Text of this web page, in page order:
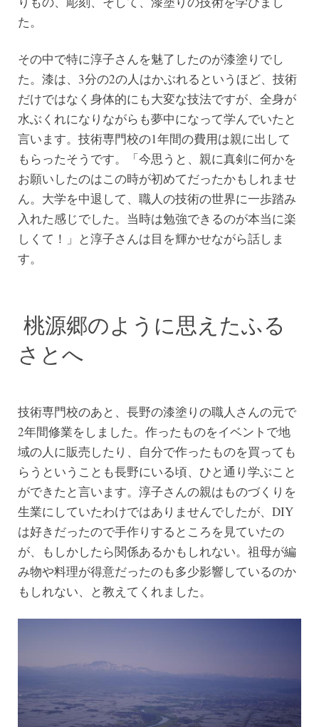
た。
その中で特に淳子さんを魅了したのが漆塗りでし
た。漆は、3分の2の人はかぶれるというほど、技術
だけではなく身体的にも大変な技法ですが、全身が
水ぶくれになりながらも夢中になって学んでいたと
言います。技術専門校の1年間の費用は親に出して
もらったそうです。「今思うと、親に真剣に何かを
お願いしたのはこの時が初めてだったかもしれませ
ん。大学を中退して、職人の技術の世界に一歩踏み
入れた感じでした。当時は勉強できるのが本当に楽
しくて！」と淳子さんは目を輝かせながら話しま
す。
桃源郷のように思えたふる
さとへ
技術専門校のあと、長野の漆塗りの職人さんの元で
2年間修業をしました。作ったものをイベントで地
域の人に販売したり、自分で作ったものを買っても
らうということも長野にいる頃、ひと通り学ぶこと
ができたと言います。淳子さんの親はものづくりを
生業にしていたわけではありませんでしたが、DIY
は好きだったので手作りするところを見ていたの
が、もしかしたら関係あるかもしれない。祖母が編
み物や料理が得意だったのも多少影響しているのか
もしれない、と教えてくれました。